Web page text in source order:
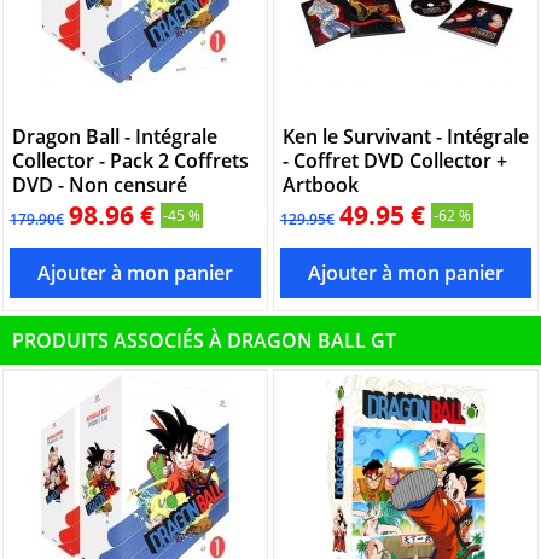
Dragon Ball - Intégrale
Collector - Pack 2 Coffrets
DVD - Non censuré
179.90€ 98.96 € -45 %
Ken le Survivant - Intégrale
- Coffret DVD Collector +
Artbook
129.95€ 49.95 € -62 %
PRODUITS ASSOCIÉS À DRAGON BALL GT